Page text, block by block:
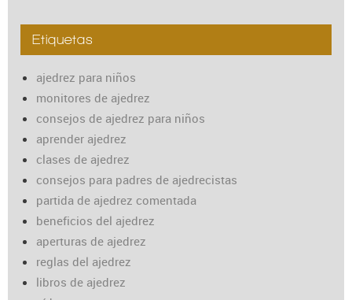
Etiquetas
ajedrez para niños
monitores de ajedrez
consejos de ajedrez para niños
aprender ajedrez
clases de ajedrez
consejos para padres de ajedrecistas
partida de ajedrez comentada
beneficios del ajedrez
aperturas de ajedrez
reglas del ajedrez
libros de ajedrez